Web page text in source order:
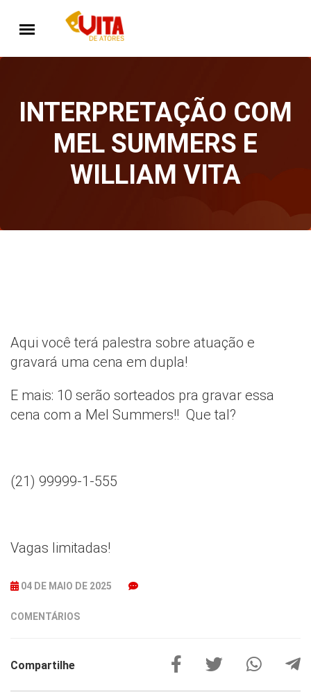
INTERPRETAÇÃO COM
MEL SUMMERS E
WILLIAM VITA
Aqui você terá palestra sobre atuação e
gravará uma cena em dupla!
E mais: 10 serão sorteados pra gravar essa
cena com a Mel Summers!! Que tal?
(21) 99999-1-555
Vagas limitadas!
04 DE MAIO DE 2025
COMENTÁRIOS
Compartilhe